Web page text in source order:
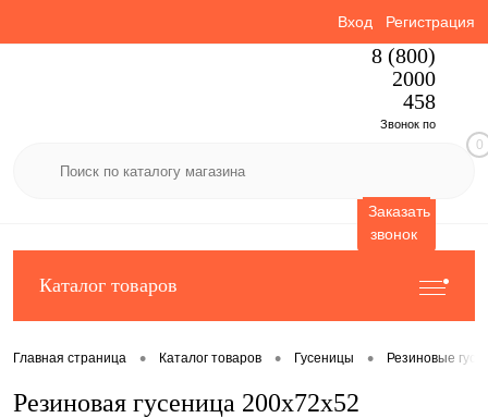
Вход Регистрация
8 (800)
2000
458
Звонок по
Заказать
звонок
0
Каталог товаров
Главная страница • Каталог товаров • Гусеницы • Резиновые
Резиновая гусеница 200x72x52